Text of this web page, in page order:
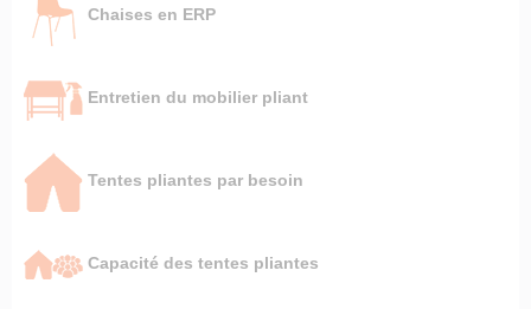
Chaises en ERP
Entretien du mobilier pliant
Tentes pliantes par besoin
Capacité des tentes pliantes